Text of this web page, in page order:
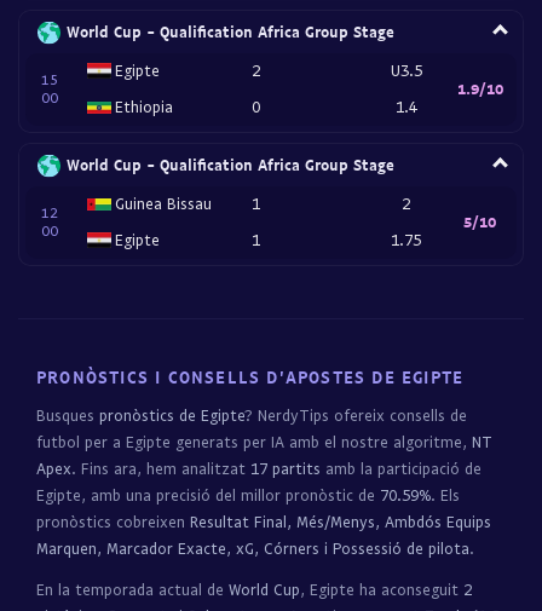
World Cup - Qualification Africa Group Stage
15
00
Egipte
Ethiopia
2
0
U3.5
1.4
1.9/10
World Cup - Qualification Africa Group Stage
12
00
Guinea Bissau
Egipte
1
1
2
1.75
5/10
PRONÒSTICS I CONSELLS D'APOSTES DE EGIPTE
Busques pronòstics de Egipte? NerdyTips ofereix consells de
futbol per a Egipte generats per IA amb el nostre algoritme, NT
Apex. Fins ara, hem analitzat 17 partits amb la participació de
Egipte, amb una precisió del millor pronòstic de 70.59%. Els
pronòstics cobreixen Resultat Final, Més/Menys, Ambdós Equips
Marquen, Marcador Exacte, xG, Córners i Possessió de pilota.
En la temporada actual de World Cup, Egipte ha aconseguit 2